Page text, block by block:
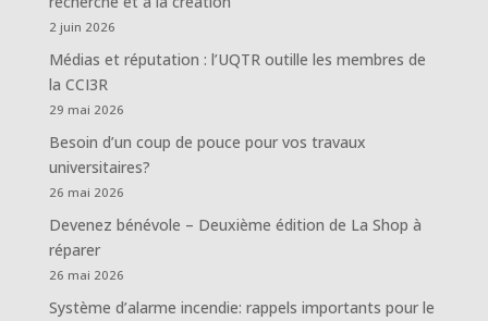
2 juin 2026
Médias et réputation : l’UQTR outille les membres de
la CCI3R
29 mai 2026
Besoin d’un coup de pouce pour vos travaux
universitaires?
26 mai 2026
Devenez bénévole – Deuxième édition de La Shop à
réparer
26 mai 2026
Système d’alarme incendie: rappels importants pour le